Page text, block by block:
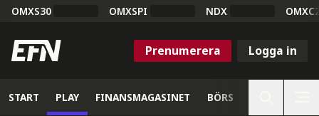
OMXS30 OMXSPI NDX
Prenumerera Logga in
START PLAY FINANSMAGASINET BÖRS